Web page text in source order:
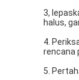
3,
halus,
4.
rencana
5.